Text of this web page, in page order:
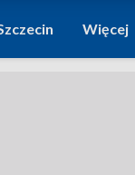
Więcej